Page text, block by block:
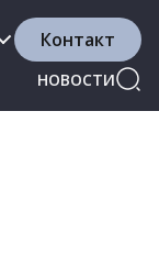
НОВОСТИ
Контакт